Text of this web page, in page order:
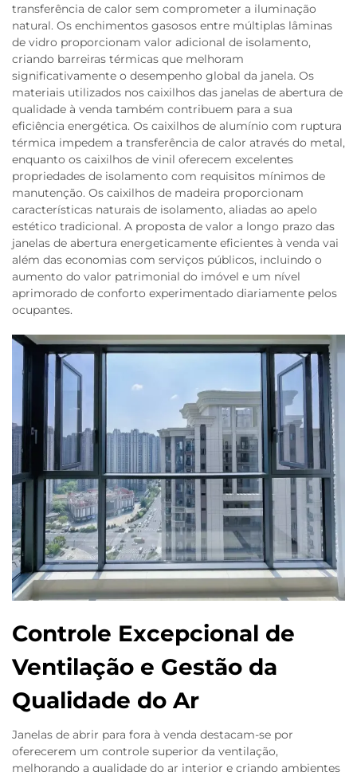
transferência de calor sem comprometer a iluminação
natural. Os enchimentos gasosos entre múltiplas lâminas
de vidro proporcionam valor adicional de isolamento,
criando barreiras térmicas que melhoram
significativamente o desempenho global da janela. Os
materiais utilizados nos caixilhos das janelas de abertura de
qualidade à venda também contribuem para a sua
eficiência energética. Os caixilhos de alumínio com ruptura
térmica impedem a transferência de calor através do metal,
enquanto os caixilhos de vinil oferecem excelentes
propriedades de isolamento com requisitos mínimos de
manutenção. Os caixilhos de madeira proporcionam
características naturais de isolamento, aliadas ao apelo
estético tradicional. A proposta de valor a longo prazo das
janelas de abertura energeticamente eficientes à venda vai
além das economias com serviços públicos, incluindo o
aumento do valor patrimonial do imóvel e um nível
aprimorado de conforto experimentado diariamente pelos
ocupantes.
Controle Excepcional de
Ventilação e Gestão da
Qualidade do Ar
Janelas de abrir para fora à venda destacam-se por
oferecerem um controle superior da ventilação,
melhorando a qualidade do ar interior e criando ambientes